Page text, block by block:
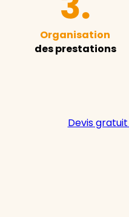
Organisation
des prestations
Devis